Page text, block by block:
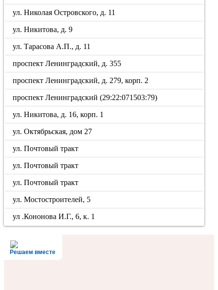
ул. Николая Островского, д. 11
ул. Никитова, д. 9
ул. Тарасова А.П., д. 11
проспект Ленинградский, д. 355
проспект Ленинградский, д. 279, корп. 2
проспект Ленинградский (29:22:071503:79)
ул. Никитова, д. 16, корп. 1
ул. Октябрьская, дом 27
ул. Почтовый тракт
ул. Почтовый тракт
ул. Почтовый тракт
ул. Мостостроителей, 5
ул .Кононова И.Г., 6, к. 1
Решаем вместе